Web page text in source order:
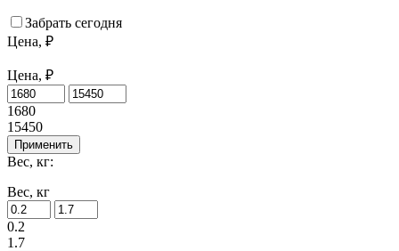
Забрать сегодня
Цена, ₽
Цена, ₽
1680
15450
Применить
Вес, кг:
Вес, кг
0.2
1.7